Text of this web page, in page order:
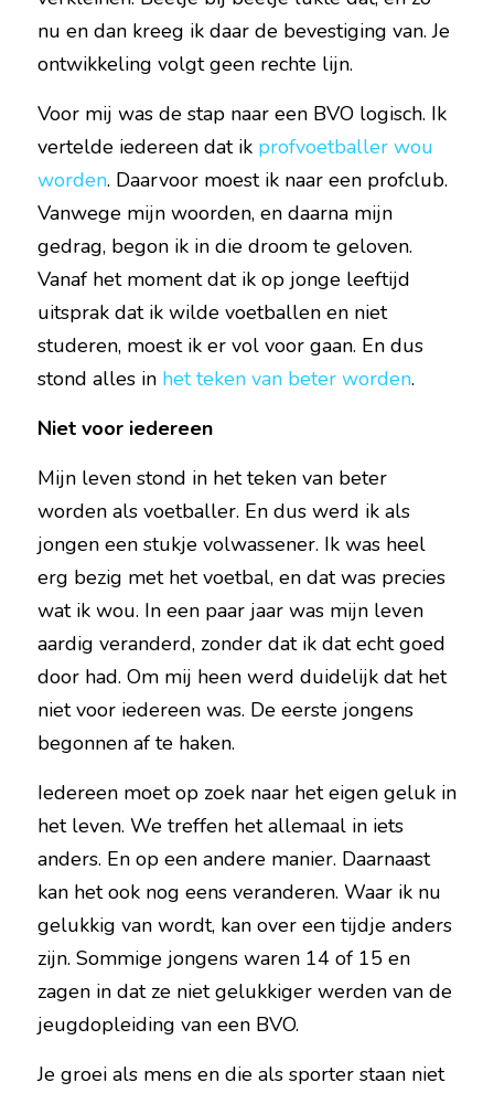
nu en dan kreeg ik daar de bevestiging van. Je
ontwikkeling volgt geen rechte lijn.
Voor mij was de stap naar een BVO logisch. Ik
vertelde iedereen dat ik profvoetballer wou
worden. Daarvoor moest ik naar een profclub.
Vanwege mijn woorden, en daarna mijn
gedrag, begon ik in die droom te geloven.
Vanaf het moment dat ik op jonge leeftijd
uitsprak dat ik wilde voetballen en niet
studeren, moest ik er vol voor gaan. En dus
stond alles in het teken van beter worden.
Niet voor iedereen
Mijn leven stond in het teken van beter
worden als voetballer. En dus werd ik als
jongen een stukje volwassener. Ik was heel
erg bezig met het voetbal, en dat was precies
wat ik wou. In een paar jaar was mijn leven
aardig veranderd, zonder dat ik dat echt goed
door had. Om mij heen werd duidelijk dat het
niet voor iedereen was. De eerste jongens
begonnen af te haken.
Iedereen moet op zoek naar het eigen geluk in
het leven. We treffen het allemaal in iets
anders. En op een andere manier. Daarnaast
kan het ook nog eens veranderen. Waar ik nu
gelukkig van wordt, kan over een tijdje anders
zijn. Sommige jongens waren 14 of 15 en
zagen in dat ze niet gelukkiger werden van de
jeugdopleiding van een BVO.
Je groei als mens en die als sporter staan niet